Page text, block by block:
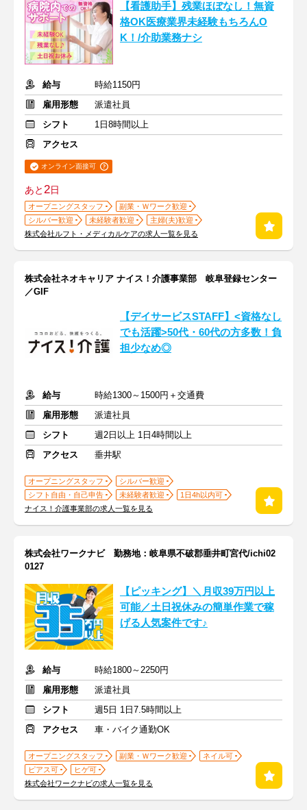
【看護助手】残業ほぼなし！無資
格OK医療業界未経験もちろんO
K！/介助業務ナシ
給与
時給1150円
雇用形態
派遣社員
シフト
1日8時間以上
アクセス
オンライン面接可
あと2日
オープニングスタッフ
副業・Ｗワーク歓迎
シルバー歓迎
未経験者歓迎
主婦(夫)歓迎
株式会社ルフト・メディカルケアの求人一覧を見る
株式会社ネオキャリア ナイス！介護事業部 岐阜登録センター
／GIF
【デイサービスSTAFF】<資格なし
でも活躍>50代・60代の方多数！負
担少なめ◎
給与
時給1300～1500円＋交通費
雇用形態
派遣社員
シフト
週2日以上 1日4時間以上
アクセス
垂井駅
オープニングスタッフ
シルバー歓迎
シフト自由・自己申告
未経験者歓迎
1日4h以内可
ナイス！介護事業部の求人一覧を見る
株式会社ワークナビ 勤務地：岐阜県不破郡垂井町宮代/ichi02
0127
【ピッキング】＼月収39万円以上
可能／土日祝休みの簡単作業で稼
げる人気案件です♪
給与
時給1800～2250円
雇用形態
派遣社員
シフト
週5日 1日7.5時間以上
アクセス
車・バイク通勤OK
オープニングスタッフ 副業・Ｗワーク歓迎
ネイル可
ピアス可
ヒゲ可
株式会社ワークナビの求人一覧を見る